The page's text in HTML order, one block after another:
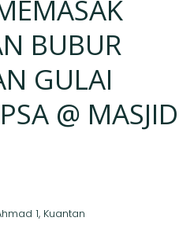
BUBUR
GULAI
@ MASJID
1, Kuantan